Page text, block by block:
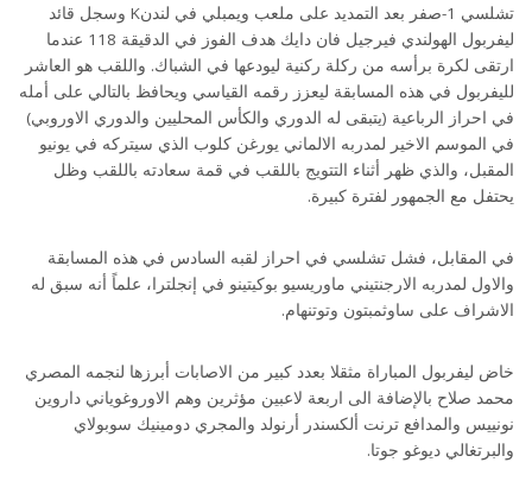
تشلسي 1-صفر بعد التمديد على ملعب ويمبلي في لندنK وسجل قائد
ليفربول الهولندي فيرجيل فان دايك هدف الفوز في الدقيقة 118 عندما
ارتقى لكرة برأسه من ركلة ركنية ليودعها في الشباك. واللقب هو العاشر
لليفربول في هذه المسابقة ليعزز رقمه القياسي ويحافظ بالتالي على أمله
في احراز الرباعية (يتبقى له الدوري والكأس المحليين والدوري الاوروبي)
في الموسم الاخير لمدربه الالماني يورغن كلوب الذي سيتركه في يونيو
المقبل، والذي ظهر أثناء التتويج باللقب في قمة سعادته باللقب وظل
يحتفل مع الجمهور لفترة كبيرة.
في المقابل، فشل تشلسي في احراز لقبه السادس في هذه المسابقة
والاول لمدربه الارجنتيني ماوريسيو بوكيتينو في إنجلترا، علماً أنه سبق له
الاشراف على ساوثمبتون وتوتنهام.
خاض ليفربول المباراة مثقلا بعدد كبير من الاصابات أبرزها لنجمه المصري
محمد صلاح بالإضافة الى اربعة لاعبين مؤثرين وهم الاوروغوياني داروين
نونييس والمدافع ترنت ألكسندر أرنولد والمجري دومينيك سوبولاي
والبرتغالي ديوغو جوتا.